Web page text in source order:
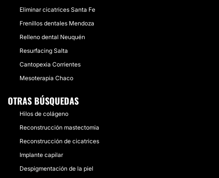
Eliminar cicatrices Santa Fe
Frenillos dentales Mendoza
Relleno dental Neuquén
Resurfacing Salta
Cantopexia Corrientes
Mesoterapia Chaco
OTRAS BÚSQUEDAS
Hilos de colágeno
Reconstrucción mastectomia
Reconstrucción de cicatrices
Implante capilar
Despigmentación de la piel